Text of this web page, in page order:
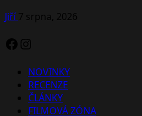
Jiří7 srpna, 2026
Facebook
Instagram
NOVINKY
RECENZE
ČLÁNKY
FILMOVÁ ZÓNA